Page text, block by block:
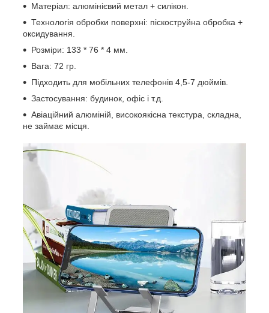
Матеріал: алюмінієвий метал + силікон.
Технологія обробки поверхні: піскоструйна обробка +
оксидування.
Розміри: 133 * 76 * 4 мм.
Вага: 72 гр.
Підходить для мобільних телефонів 4,5-7 дюймів.
Застосування: будинок, офіс і т.д.
Авіаційний алюміній, високоякісна текстура, складна,
не займає місця.